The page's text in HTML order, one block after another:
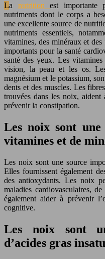
La nutritionest
nutriments dont le corps a
une excellente source de
nutriments essentiels,
vitamines, des minéraux et
importants pour la santé
santé des yeux. Les
vision, la peau et les os.
magnésium et le potassium,
dents et des muscles. Les
trouvées dans les noix,
prévenir la constipation.
Les noix sont
vitamines et de
Les noix sont une source
Elles fournissent également
des antioxydants. Les noix
maladies cardiovasculaires,
également aider à prévenir
cognitive.
Les noix sont
d’acides gras